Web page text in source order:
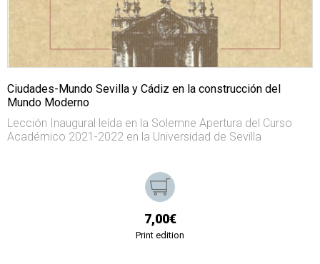
Ciudades-Mundo Sevilla y Cádiz en la construcción del
Mundo Moderno
Lección Inaugural leída en la Solemne Apertura del Curso
Académico 2021-2022 en la Universidad de Sevilla
7,00€
Print edition